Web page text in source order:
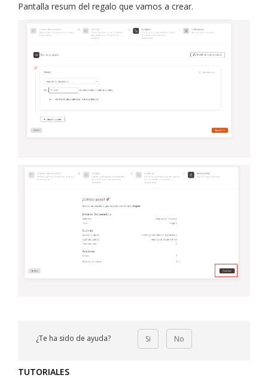
Pantalla resum del regalo que vamos a crear.
¿Te ha sido de ayuda? Si No
TUTORIALES